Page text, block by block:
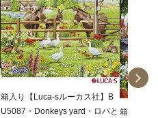
箱入り【Luca-sルーカス社】B
U5087・Donkeys yard・ロバと 箱入り【